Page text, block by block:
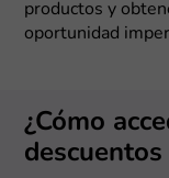
productos y
oportunidad
¿Cómo